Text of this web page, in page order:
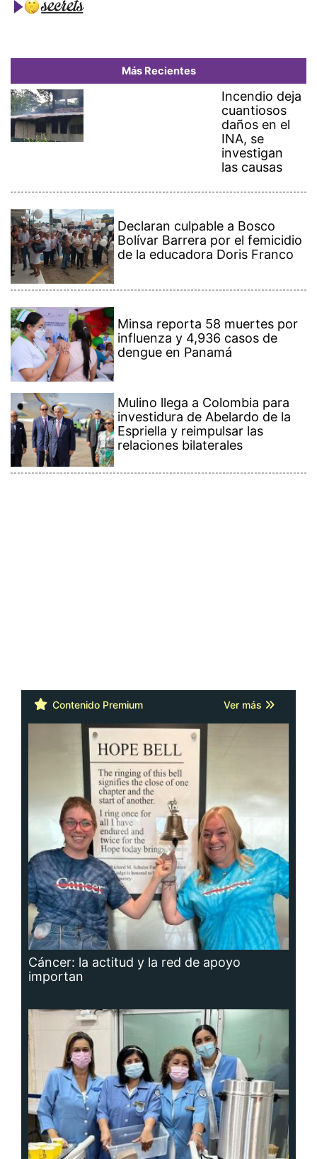
Más Recientes
Incendio deja
cuantiosos
daños en el
INA, se
investigan
las causas
Bolívar Barrera por el femicidio
de la educadora Doris Franco
influenza y 4,936 casos de
dengue en Panamá
investidura de Abelardo de la
Espriella y reimpulsar las
relaciones bilaterales
Contenido Premium Ver más
Cáncer: la actitud y la red de apoyo
importan